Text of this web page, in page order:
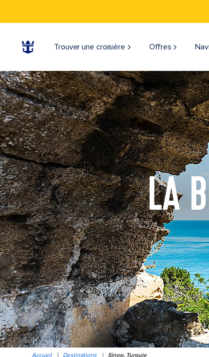
Trouver une croisière Offres
LA
Accueil | Destinations | Sinop, Turquie